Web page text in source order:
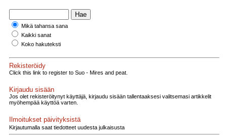
Mikä tahansa sana
Kaikki sanat
Koko hakuteksti
Rekisteröidy
Click this link to register to Suo - Mires and peat.
Kirjaudu sisään
Jos olet rekisteröitynyt käyttäjä, kirjaudu sisään tallentaaksesi valitsemasi artikkelit
myöhempää käyttöä varten.
Ilmoitukset päivityksistä
Kirjautumalla saat tiedotteet uudesta julkaisusta